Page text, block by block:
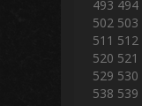
493 494
502 503
511 512
520 521
529 530
538 539